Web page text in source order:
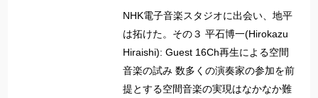
NHK電子音楽スタジオに出会い、地平
は拓けた。その３ 平石博一(Hirokazu
Hiraishi): Guest 16Ch再生による空間
音楽の試み 数多くの演奏家の参加を前
提とする空間音楽の実現はなかなか難